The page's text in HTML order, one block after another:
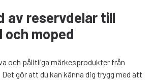
av reservdelar till
och moped
och pålitliga märkesprodukter från
gör att du kan känna dig trygg med att